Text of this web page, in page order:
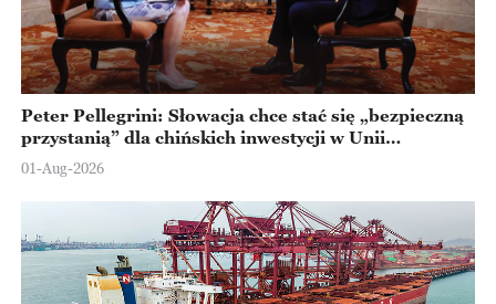
Peter Pellegrini: Słowacja chce stać się „bezpieczną
przystanią” dla chińskich inwestycji w Unii
Europejskiej
01-Aug-2026